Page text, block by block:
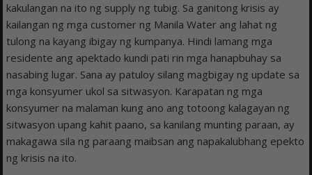
kakulangan na ito ng supply ng tubig. Sa ganitong krisis ay
kailangan ng mga customer ng Manila Water ang lahat ng
tulong na kayang ibigay ng kumpanya. Hindi lamang mga
residente ang apektado kundi pati rin mga hanapbuhay sa
nasabing lugar. Sana ay patuloy silang magbigay ng update sa
mga konsyumer ukol sa sitwasyon. Karapatan ng mga
konsyumer na malaman kung ano ang totoong kalagayan ng
sitwasyon upang kahit paano, sa kanilang munting paraan, ay
makagawa sila ng paraang maibsan ang napakalubhang epekto
ng krisis na ito.